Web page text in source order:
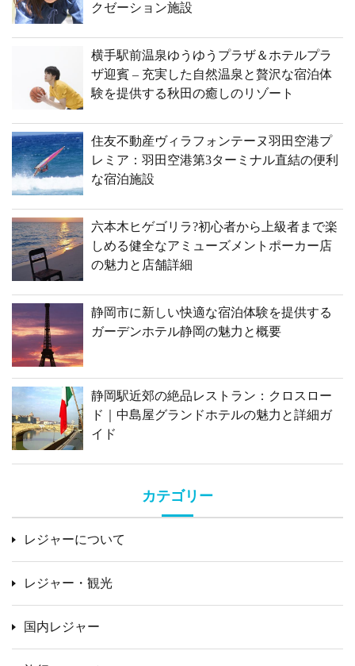
クゼーション施設
横手駅前温泉ゆうゆうプラザ＆ホテルプラ
ザ迎賓 – 充実した自然温泉と贅沢な宿泊体
験を提供する秋田の癒しのリゾート
住友不動産ヴィラフォンテーヌ羽田空港プ
レミア：羽田空港第3ターミナル直結の便利
な宿泊施設
六本木ヒゲゴリラ?初心者から上級者まで楽
しめる健全なアミューズメントポーカー店
の魅力と店舗詳細
静岡市に新しい快適な宿泊体験を提供する
ガーデンホテル静岡の魅力と概要
静岡駅近郊の絶品レストラン：クロスロー
ド｜中島屋グランドホテルの魅力と詳細ガ
イド
カテゴリー
レジャーについて
レジャー・観光
国内レジャー